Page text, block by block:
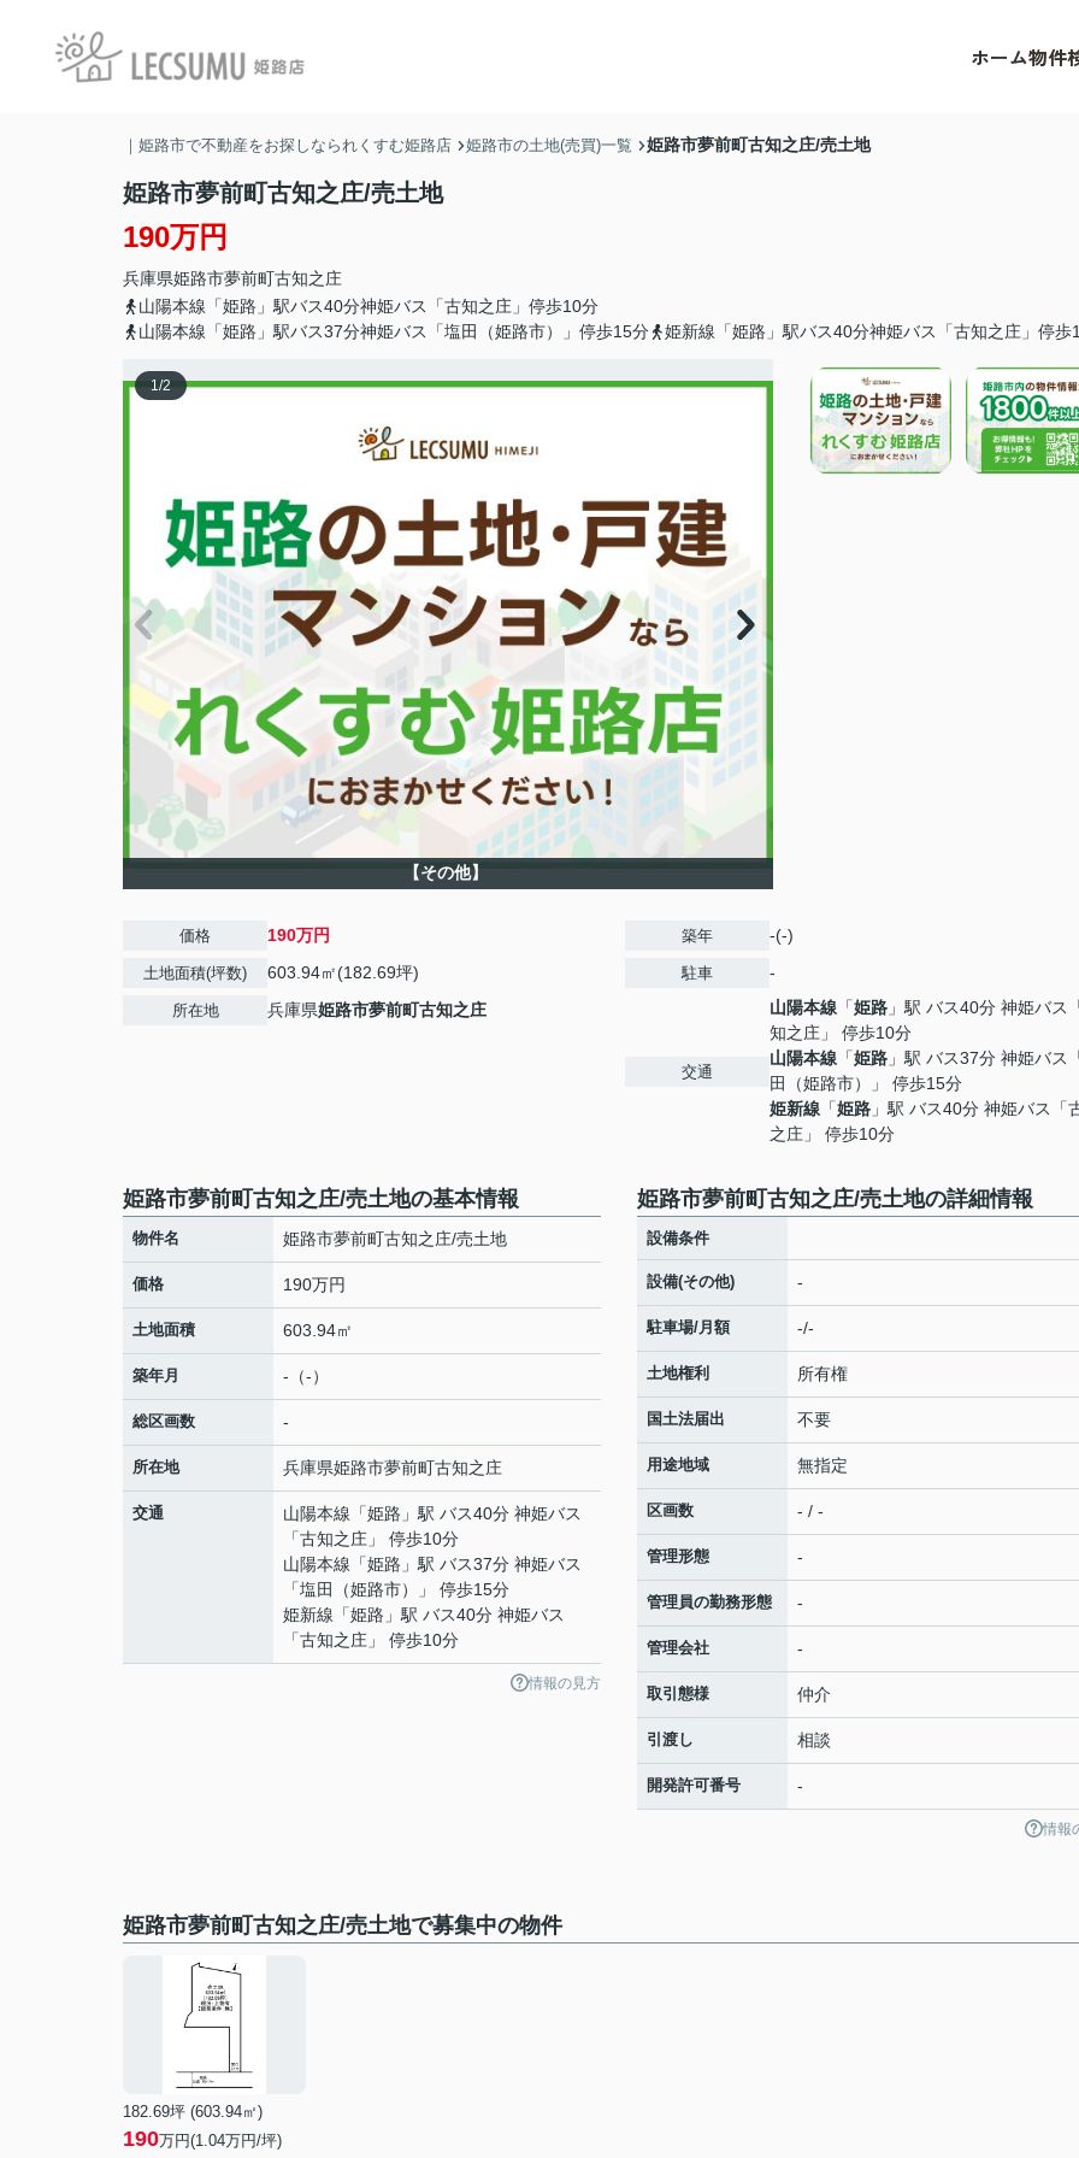
ホーム物件
｜姫路市で不動産をお探しなられくすむ姫路店 姫路市の土地(売買)一覧 姫路市夢前町古知之庄/売土地
姫路市夢前町古知之庄/売土地
190万円
兵庫県姫路市夢前町古知之庄
山陽本線「姫路」駅バス40分神姫バス「古知之庄」停歩10分
山陽本線「姫路」駅バス37分神姫バス「塩田（姫路市）」停歩15分
姫新線「姫路」駅バス40分神姫バス「古知之庄」停歩
1/2
【その他】
価格 190万円
土地面積(坪数) 603.94㎡(182.69坪)
所在地 兵庫県姫路市夢前町古知之庄
築年 -(-)
駐車 -
交通
山陽本線 「姫路 」駅 バス40分 神姫バス
知之庄」 停歩10分
山陽本線 「姫路 」駅 バス37分 神姫バス
田（姫路市）」 停歩15分
姫新線 「姫路 」駅 バス40分 神姫バス「
之庄」 停歩10分
姫路市夢前町古知之庄/売土地の基本情報
物件名 姫路市夢前町古知之庄/売土地
価格 190万円
土地面積 603.94㎡
築年月 -（-）
総区画数 -
所在地 兵庫県姫路市夢前町古知之庄
交通 山陽本線 「姫路 」駅 バス40分 神姫バス
「古知之庄」 停歩10分
山陽本線 「姫路 」駅 バス37分 神姫バス
「塩田（姫路市）」 停歩15分
姫新線 「姫路 」駅 バス40分 神姫バス
「古知之庄」 停歩10分
情報の見方
姫路市夢前町古知之庄/売土地の詳細情報
設備条件
設備(その他) -
駐車場/月額 -/-
土地権利 所有権
国土法届出 不要
用途地域 無指定
区画数 - / -
管理形態 -
管理員の勤務形態 -
管理会社 -
取引態様 仲介
引渡し 相談
開発許可番号 -
情報
姫路市夢前町古知之庄/売土地で募集中の物件
182.69坪 (603.94㎡)
190万円(1.04万円/坪)